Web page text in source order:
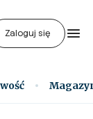
Zaloguj się